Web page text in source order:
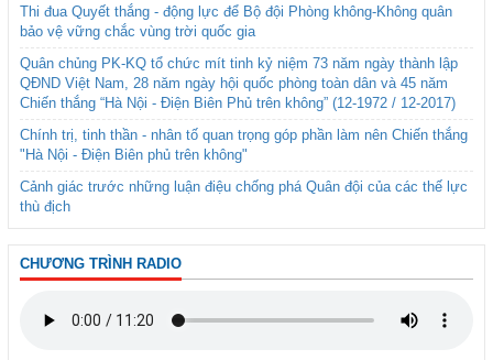
Thi đua Quyết thắng - động lực để Bộ đội Phòng không-Không quân
bảo vệ vững chắc vùng trời quốc gia
Quân chủng PK-KQ tổ chức mít tinh kỷ niệm 73 năm ngày thành lập
QĐND Việt Nam, 28 năm ngày hội quốc phòng toàn dân và 45 năm
Chiến thắng “Hà Nội - Điện Biên Phủ trên không” (12-1972 / 12-2017)
Chính trị, tinh thần - nhân tố quan trọng góp phần làm nên Chiến thắng
"Hà Nội - Điện Biên phủ trên không"
Cảnh giác trước những luận điệu chống phá Quân đội của các thế lực
thù địch
CHƯƠNG TRÌNH RADIO